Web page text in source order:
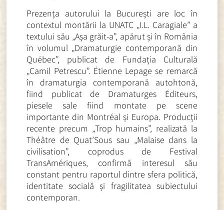
Prezența autorului la București are loc în
contextul montării la UNATC „I.L. Caragiale” a
textului său „Așa grăit-a”, apărut și în România
în volumul „Dramaturgie contemporană din
Québec”, publicat de Fundația Culturală
„Camil Petrescu”. Étienne Lepage se remarcă
în dramaturgia contemporană autohtonă,
fiind publicat de Dramaturges Éditeurs,
piesele sale fiind montate pe scene
importante din Montréal și Europa. Producții
recente precum „Trop humains”, realizată la
Théâtre de Quat’Sous sau „Malaise dans la
civilisation”, coprodus de Festival
TransAmériques, confirmă interesul său
constant pentru raportul dintre sfera politică,
identitate socială și fragilitatea subiectului
contemporan.